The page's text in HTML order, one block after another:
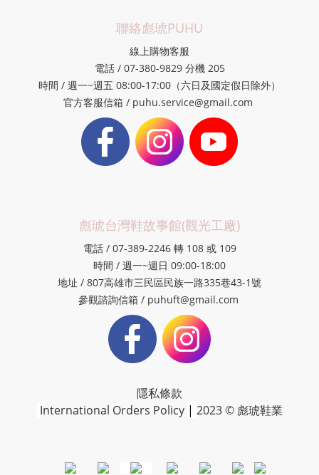
聯絡彪琥PUHU
線上購物客服
電話 / 07-380-9829 分機 205
時間 / 週一~週五 08:00-17:00（六日及國定假日除外）
官方客服信箱 / puhu.service@gmail.com
彪琥台灣鞋故事館(觀光工廠)
電話 / 07-389-2246 轉 108 或 109
時間 / 週一~週日 09:00-18:00
地址 / 807高雄市三民區民族一路335巷43-1號
參觀諮詢信箱 / puhuft@gmail.com
隱私條款
International Orders Policy | 2023 © 彪琥鞋業